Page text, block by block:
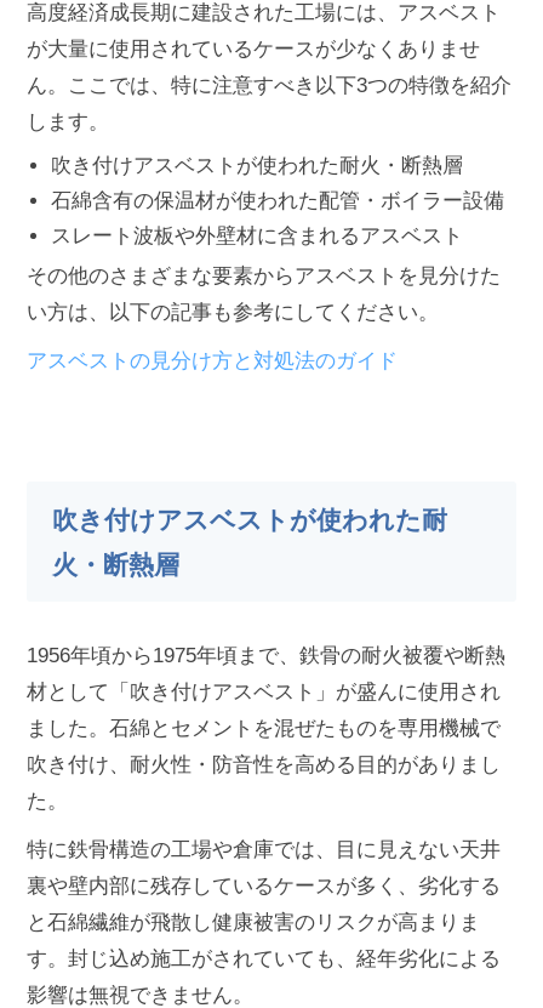
高度経済成長期に建設された工場には、アスベスト
が大量に使用されているケースが少なくありませ
ん。ここでは、特に注意すべき以下3つの特徴を紹介
します。
吹き付けアスベストが使われた耐火・断熱層
石綿含有の保温材が使われた配管・ボイラー設備
スレート波板や外壁材に含まれるアスベスト
その他のさまざまな要素からアスベストを見分けた
い方は、以下の記事も参考にしてください。
アスベストの見分け方と対処法のガイド
吹き付けアスベストが使われた耐
火・断熱層
1956年頃から1975年頃まで、鉄骨の耐火被覆や断熱
材として「吹き付けアスベスト」が盛んに使用され
ました。石綿とセメントを混ぜたものを専用機械で
吹き付け、耐火性・防音性を高める目的がありまし
た。
特に鉄骨構造の工場や倉庫では、目に見えない天井
裏や壁内部に残存しているケースが多く、劣化する
と石綿繊維が飛散し健康被害のリスクが高まりま
す。封じ込め施工がされていても、経年劣化による
影響は無視できません。